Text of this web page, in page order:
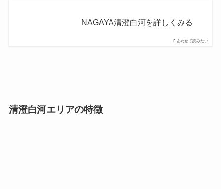
あわせて読みたい
NAGAYA清澄白河を詳しくみる
清澄白河エリアの特徴